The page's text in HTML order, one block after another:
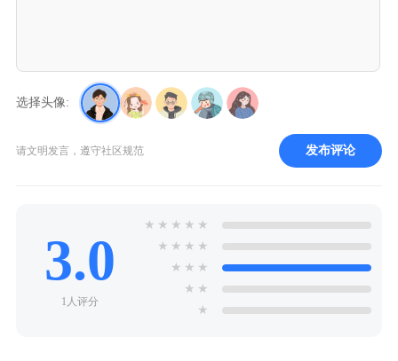
选择头像:
请文明发言，遵守社区规范 发布评论
3.0
1人评分
★ ★ ★ ★ ★
★ ★ ★ ★
★ ★ ★
★ ★
★